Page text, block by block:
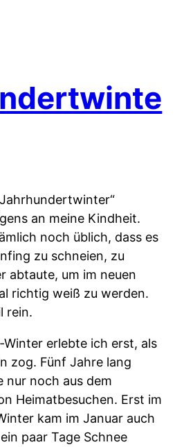
an meine Kindheit.
noch üblich, dass es
zu schneien, zu
abtaute, um im neuen
richtig weiß zu werden.
rein.
erlebte ich erst, als
zog. Fünf Jahre lang
nur noch aus dem
Heimatbesuchen. Erst im
kam im Januar auch
paar Tage Schnee